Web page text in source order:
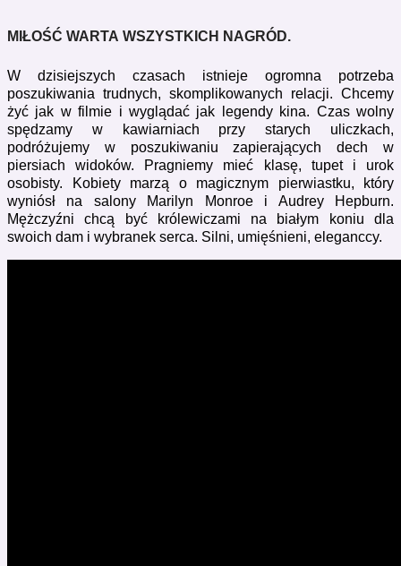
MIŁOŚĆ WARTA WSZYSTKICH NAGRÓD.
W dzisiejszych czasach istnieje ogromna potrzeba
poszukiwania trudnych, skomplikowanych relacji. Chcemy
żyć jak w filmie i wyglądać jak legendy kina. Czas wolny
spędzamy w kawiarniach przy starych uliczkach,
podróżujemy w poszukiwaniu zapierających dech w
piersiach widoków. Pragniemy mieć klasę, tupet i urok
osobisty. Kobiety marzą o magicznym pierwiastku, który
wyniósł na salony Marilyn Monroe i Audrey Hepburn.
Mężczyźni chcą być królewiczami na białym koniu dla
swoich dam i wybranek serca. Silni, umięśnieni, eleganccy.